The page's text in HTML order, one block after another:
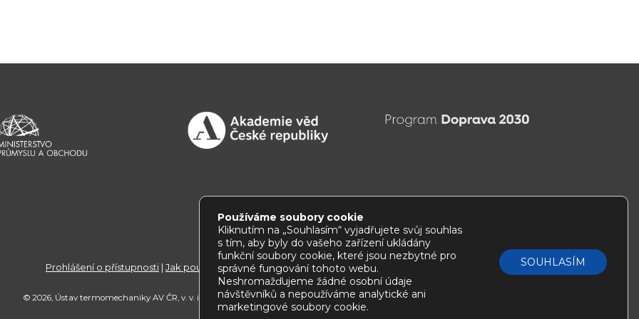
Prohlášení o přístupnosti | Jak používat tento web
© 2026, Ústav termomechaniky AV ČR, v. v. i. | webmaster@it.cas.cz
Používáme soubory cookie
Kliknutím na „Souhlasím“ vyjadřujete svůj souhlas
s tím, aby byly do vašeho zařízení ukládány
funkční soubory cookie, které jsou nezbytné pro
správné fungování tohoto webu.
Neshromažďujeme žádné osobní údaje
návštěvníků a nepoužíváme analytické ani
marketingové soubory cookie.
SOUHLASÍM